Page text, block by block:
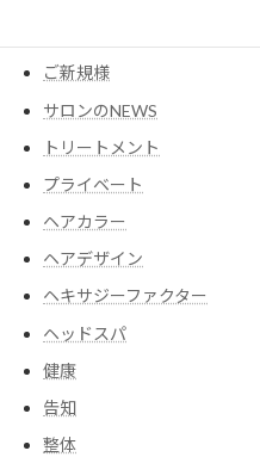
ご新規様
サロンのNEWS
トリートメント
プライベート
ヘアカラー
ヘアデザイン
ヘキサジーファクター
ヘッドスパ
健康
告知
整体